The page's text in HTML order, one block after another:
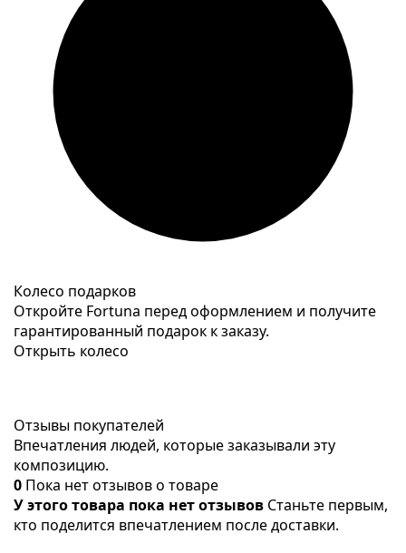
Колесо подарков
Откройте Fortuna перед оформлением и получите
гарантированный подарок к заказу.
Открыть колесо
Отзывы покупателей
Впечатления людей, которые заказывали эту
композицию.
0 Пока нет отзывов о товаре
У этого товара пока нет отзывов Станьте первым,
кто поделится впечатлением после доставки.